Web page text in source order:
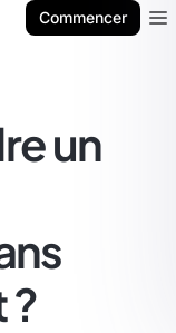
Commencer
un
?